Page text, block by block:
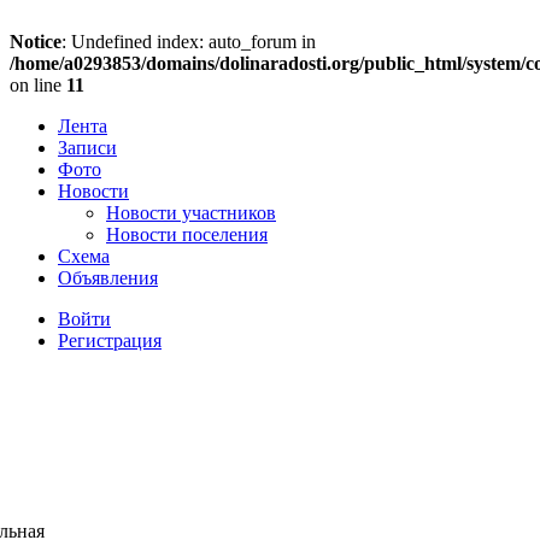
Notice: Undefined index: auto_forum in
/home/a0293853/domains/dolinaradosti.org/public_html/
on line 11
Лента
Записи
Фото
Новости
Новости участников
Новости поселения
Схема
Объявления
Войти
Регистрация